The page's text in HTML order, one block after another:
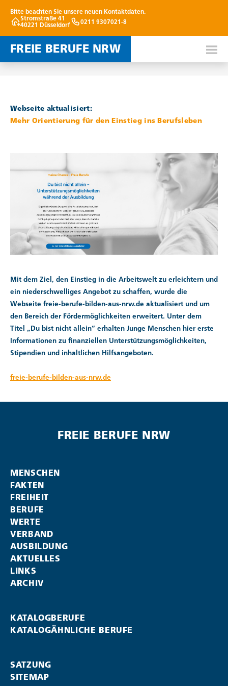
Bitte beachten Sie unsere neuen Kontaktdaten.
Stromstraße 41
40221 Düsseldorf
0211 9307021-8
FREIE BERUFE NRW
12. MAI 2026
Webseite aktualisiert:
Mehr Orientierung für den Einstieg ins Berufsleben
Mit dem Ziel, den Einstieg in die Arbeitswelt zu erleichtern und
ein niederschwelliges Angebot zu schaffen, wurde die
Webseite freie-berufe-bilden-aus-nrw.de aktualisiert und um
den Bereich der Fördermöglichkeiten erweitert. Unter dem
Titel „Du bist nicht allein“ erhalten Junge Menschen hier erste
Informationen zu finanziellen Unterstützungsmöglichkeiten,
Stipendien und inhaltlichen Hilfsangeboten.
freie-berufe-bilden-aus-nrw.de
FREIE BERUFE NRW
MENSCHEN
FAKTEN
FREIHEIT
BERUFE
WERTE
VERBAND
AUSBILDUNG
AKTUELLES
LINKS
ARCHIV
KATALOGBERUFE
KATALOGÄHNLICHE BERUFE
SATZUNG
SITEMAP